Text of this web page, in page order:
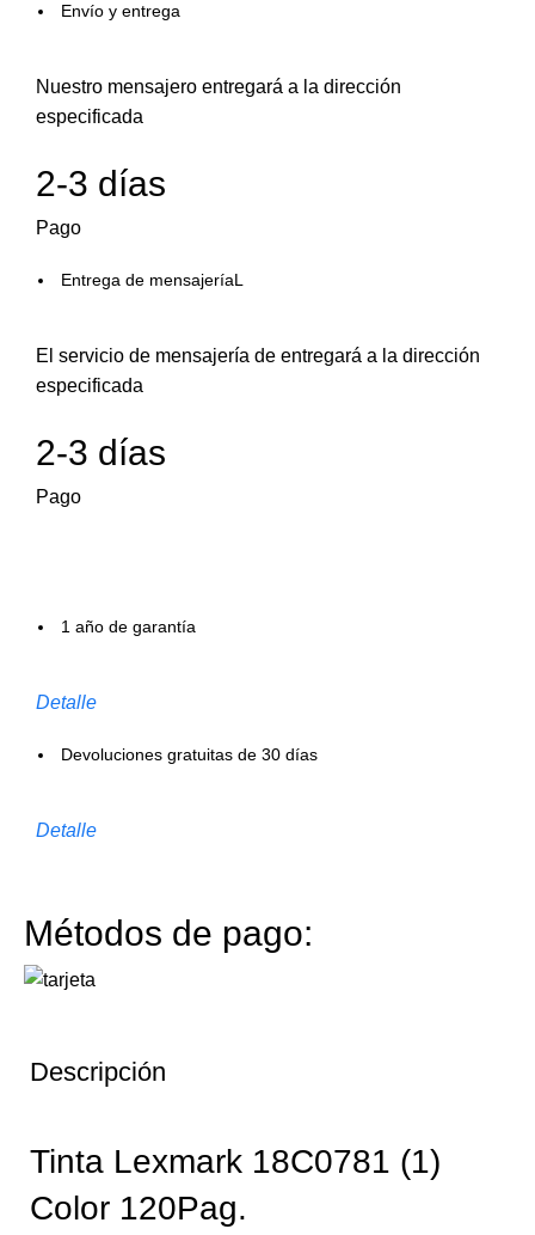
Envío y entrega
Nuestro mensajero entregará a la dirección
especificada
2-3 días
Pago
Entrega de mensajeríaL
El servicio de mensajería de entregará a la dirección
especificada
2-3 días
Pago
1 año de garantía
Detalle
Devoluciones gratuitas de 30 días
Detalle
Métodos de pago:
Descripción
Tinta Lexmark 18C0781 (1)
Color 120Pag.